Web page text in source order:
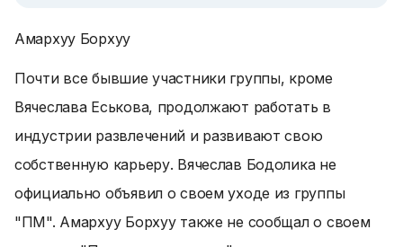
Амархуу Борхуу
Почти все бывшие участники группы, кроме
Вячеслава Еськова, продолжают работать в
индустрии развлечений и развивают свою
собственную карьеру. Вячеслав Бодолика не
официально объявил о своем уходе из группы
"ПМ". Амархуу Борхуу также не сообщал о своем